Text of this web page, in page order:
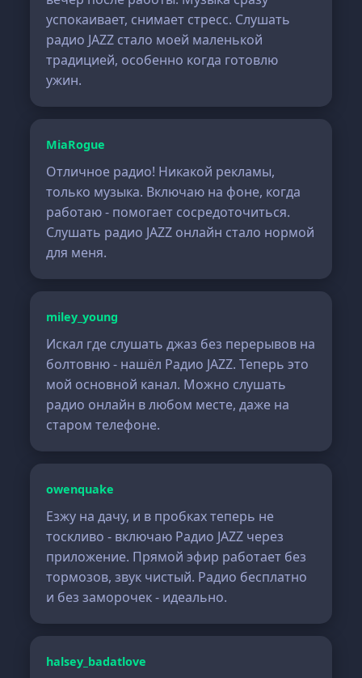
успокаивает, снимает стресс. Слушать
радио JAZZ стало моей маленькой
традицией, особенно когда готовлю
ужин.
MiaRogue
Отличное радио! Никакой рекламы,
только музыка. Включаю на фоне, когда
работаю - помогает сосредоточиться.
Слушать радио JAZZ онлайн стало нормой
для меня.
miley_young
Искал где слушать джаз без перерывов на
болтовню - нашёл Радио JAZZ. Теперь это
мой основной канал. Можно слушать
радио онлайн в любом месте, даже на
старом телефоне.
owenquake
Езжу на дачу, и в пробках теперь не
тоскливо - включаю Радио JAZZ через
приложение. Прямой эфир работает без
тормозов, звук чистый. Радио бесплатно
и без заморочек - идеально.
halsey_badatlove